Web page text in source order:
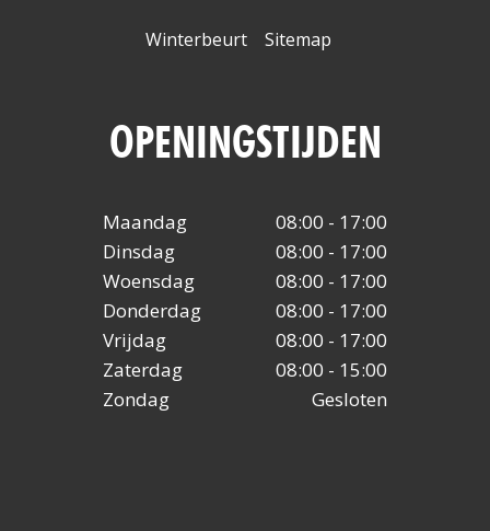
Winterbeurt Sitemap
OPENINGSTIJDEN
Maandag
08:00 - 17:00
Dinsdag
08:00 - 17:00
Woensdag
08:00 - 17:00
Donderdag
08:00 - 17:00
Vrijdag
08:00 - 17:00
Zaterdag
08:00 - 15:00
Zondag
Gesloten